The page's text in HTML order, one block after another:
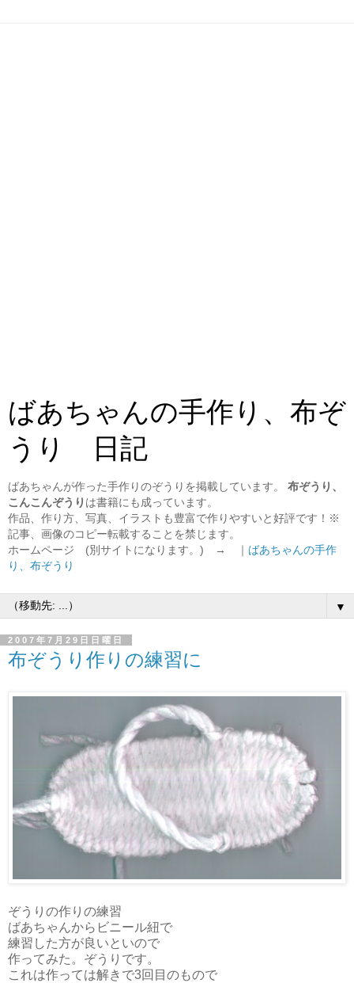
ばあちゃんの手作り、布ぞ
うり 日記
ばあちゃんが作った手作りのぞうりを掲載しています。 布ぞうり、
こんこんぞうり は書籍にも成っています。
作品、作り方、写真、イラストも豊富で作りやすいと好評です！※
記事、画像のコピー転載することを禁じます。
ホームページ (別サイトになります。) → ｜ ばあちゃんの手作
り、布ぞうり
▼
2007年7月29日日曜日
布ぞうり作りの練習に
ぞうりの作りの練習
ばあちゃんからビニール紐で
練習した方が良いといので
作ってみた。ぞうりです。
これは作っては解きで3回目のもので